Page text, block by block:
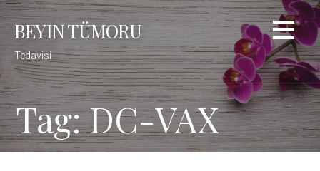
Skip
BEYIN TÜMORU
Tedavisi
Tag: DC-VAX